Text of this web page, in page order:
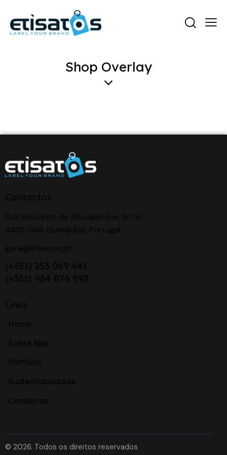
Shop Overlay
Contactos
Rua Mouzinho de Albuquerque, N.º 61
4835-086 Guimarães, Portugal
geral@etisatos.pt
(+351) 253 069 441
(+351) 964 876 993
Links
Home
Sobre Nós
Portfólio
Sustentabilidade
Contactos
© 2026. Todos os direitos reservados